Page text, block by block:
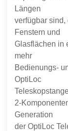
Längen
verfügbar
Fenstern und
Glasflächen in
mehr
Bedienungs-
OptiLoc
2-
Generation
der OptiLoc